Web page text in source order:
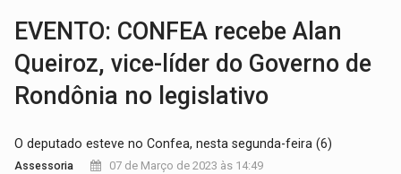
EVENTO: CONFEA recebe Alan
Queiroz, vice-líder do Governo de
Rondônia no legislativo
O deputado esteve no Confea, nesta segunda-feira (6)
Assessoria 07 de Março de 2023 às 14:49